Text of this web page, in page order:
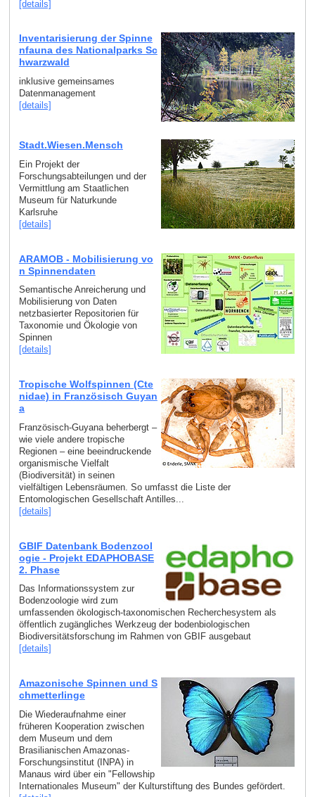
[details]
Inventarisierung der Spinne
nfauna des Nationalparks Sc
hwarzwald
inklusive gemeinsames
Datenmanagement
[details]
Stadt.Wiesen.Mensch
Ein Projekt der
Forschungsabteilungen und der
Vermittlung am Staatlichen
Museum für Naturkunde
Karlsruhe
[details]
ARAMOB - Mobilisierung vo
n Spinnendaten
Semantische Anreicherung und
Mobilisierung von Daten
netzbasierter Repositorien für
Taxonomie und Ökologie von
Spinnen
[details]
Tropische Wolfspinnen (Cte
nidae) in Französisch Guyan
a
Französisch-Guyana beherbergt –
wie viele andere tropische
Regionen – eine beeindruckende
organismische Vielfalt
(Biodiversität) in seinen
vielfältigen Lebensräumen. So umfasst die Liste der
Entomologischen Gesellschaft Antilles...
[details]
GBIF Datenbank Bodenzool
ogie - Projekt EDAPHOBASE
2. Phase
Das Informationssystem zur
Bodenzoologie wird zum
umfassenden ökologisch-taxonomischen Recherchesystem als
öffentlich zugängliches Werkzeug der bodenbiologischen
Biodiversitätsforschung im Rahmen von GBIF ausgebaut
[details]
Amazonische Spinnen und S
chmetterlinge
Die Wiederaufnahme einer
früheren Kooperation zwischen
dem Museum und dem
Brasilianischen Amazonas-
Forschungsinstitut (INPA) in
Manaus wird über ein "Fellowship
Internationales Museum" der Kulturstiftung des Bundes gefördert.